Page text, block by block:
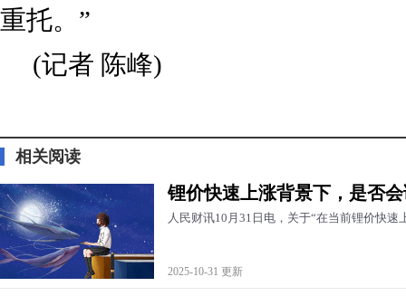
重托。”
(记者 陈峰)
相关阅读
锂价快速上涨背景下，是否
人民财讯10月31日电，关于“在当前锂价快速
2025-10-31 更新